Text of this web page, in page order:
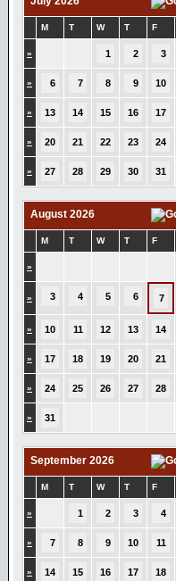
M T W T F
» 1 2 3
» 6 7 8 9 10
» 13 14 15 16 17
» 20 21 22 23 24
» 27 28 29 30 31
August 2026
M T W T F
»
» 3 4 5 6 7
» 10 11 12 13 14
» 17 18 19 20 21
» 24 25 26 27 28
» 31
September 2026
M T W T F
» 1 2 3 4
» 7 8 9 10 11
» 14 15 16 17 18